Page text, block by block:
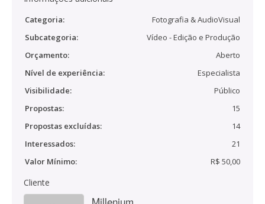
Categoria:
Fotografia & AudioVisual
Subcategoria:
Vídeo - Edição e Produção
Orçamento:
Aberto
Nível de experiência:
Especialista
Visibilidade:
Público
Propostas:
15
Propostas excluídas:
14
Interessados:
21
Valor Mínimo:
R$ 50,00
Cliente